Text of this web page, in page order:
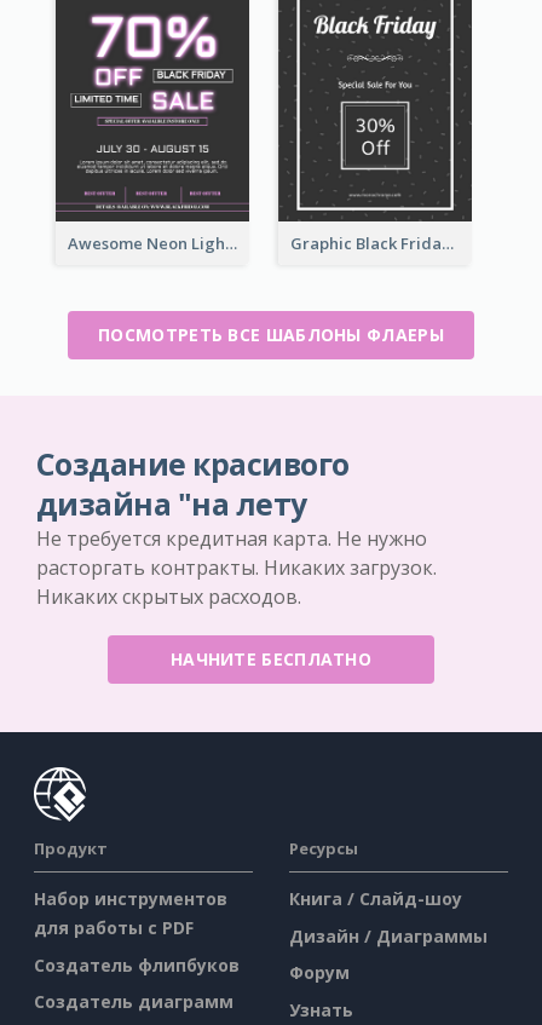
Awesome Neon Light Black Friday Discount Flyer Design Graphic Black Friday Typography Flyer
ПОСМОТРЕТЬ ВСЕ ШАБЛОНЫ ФЛАЕРЫ
Создание красивого
дизайна "на лету
Не требуется кредитная карта. Не нужно
расторгать контракты. Никаких загрузок.
Никаких скрытых расходов.
НАЧНИТЕ БЕСПЛАТНО
Продукт
Набор инструментов
для работы с PDF
Создатель флипбуков
Создатель диаграмм
Ресурсы
Книга / Слайд-шоу
Дизайн / Диаграммы
Форум
Узнать